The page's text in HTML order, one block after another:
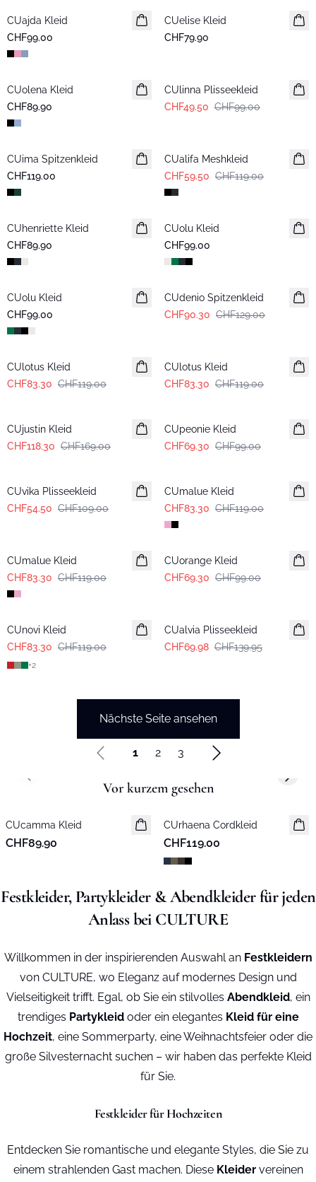
Neuheiten
CUajda Kleid
CHF99.00
CUelise Kleid
CHF79.90
CUolena Kleid
CHF89.90
CUlinna Plisseekleid
CHF49.50 CHF99.00
CUima Spitzenkleid
CHF119.00
CUalifa Meshkleid
CHF59.50 CHF119.00
CUhenriette Kleid
CHF89.90
CUolu Kleid
CHF99.00
CUolu Kleid
CHF99.00
-30%
CUdenio Spitzenkleid
CHF90.30 CHF129.00
-30%
CUlotus Kleid
CHF83.30 CHF119.00
CUlotus Kleid
CHF83.30 CHF119.00
CUjustin Kleid
CHF118.30 CHF169.00
CUpeonie Kleid
CHF69.30 CHF99.00
CUvika Plisseekleid
CHF54.50 CHF109.00
CUmalue Kleid
CHF83.30 CHF119.00
CUmalue Kleid
CHF83.30 CHF119.00
-30%
CUorange Kleid
CHF69.30 CHF99.00
-30%
CUnovi Kleid
CHF83.30 CHF119.00
+2
CUalvia Plisseekleid
CHF69.98 CHF139.95
Nächste Seite ansehen
1 2 3
Vor kurzem gesehen
Neuheiten
CUcamma Kleid
CHF89.90
Neuheiten
CUrhaena Cordkleid
CHF119.00
Previous slide Next
Festkleider, Partykleider & Abendkleider für jeden
Anlass bei CULTURE
Willkommen in der inspirierenden Auswahl an Festkleidern
von CULTURE, wo Eleganz auf modernes Design und
Vielseitigkeit trifft. Egal, ob Sie ein stilvolles Abendkleid, ein
trendiges Partykleidoder ein elegantes Kleid für eine
Hochzeit, eine Sommerparty, eine Weihnachtsfeier oder die
große Silvesternacht suchen – wir haben das perfekte Kleid
für Sie.
Festkleider für Hochzeiten
Entdecken Sie romantische und elegante Styles, die Sie zu
einem strahlenden Gast machen. Diese Kleidervereinen